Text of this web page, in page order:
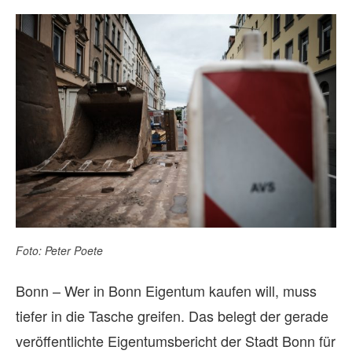
Foto: Peter Poete
Bonn – Wer in Bonn Eigentum kaufen will, muss
tiefer in die Tasche greifen. Das belegt der gerade
veröffentlichte Eigentumsbericht der Stadt Bonn für